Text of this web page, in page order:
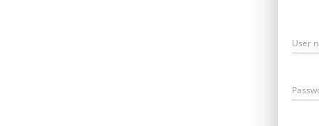
User